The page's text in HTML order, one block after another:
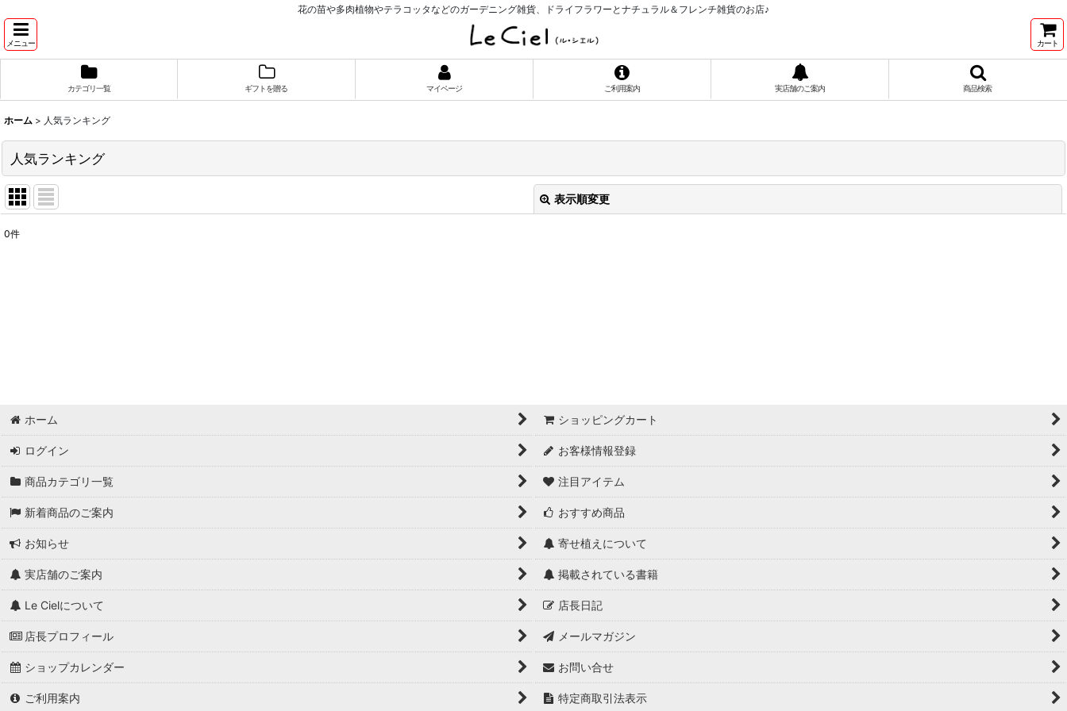
花の苗や多肉植物やテラコッタなどのガーデニング雑貨、ドライフラワーとナチュラル＆フレンチ雑貨のお店♪
メニュー カート
カテゴリ一覧 ギフトを贈る マイページ ご利用案内 実店舗のご案内 商品検索
ホーム > 人気ランキング
人気ランキング
表示順変更
0件
ホーム ショッピングカート
ログイン お客様情報登録
商品カテゴリ一覧 注目アイテム
新着商品のご案内 おすすめ商品
お知らせ 寄せ植えについて
実店舗のご案内 掲載されている書籍
Le Cielについて 店長日記
店長プロフィール メールマガジン
ショップカレンダー お問い合せ
ご利用案内 特定商取引法表示